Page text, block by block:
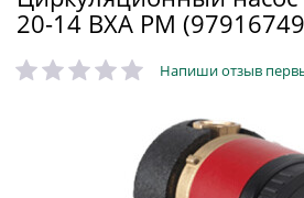
20-14 BXA PM
Напиши отзыв